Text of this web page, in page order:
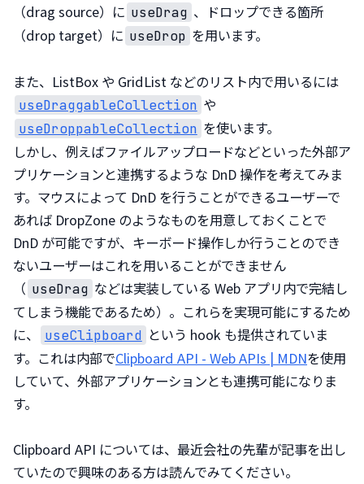
（drag source）に useDrag 、ドロップできる箇所
（drop target）に useDrop を用います。
また、ListBox や GridList などのリスト内で用いるには
useDraggableCollection や
useDroppableCollection を使います。
しかし、例えばファイルアップロードなどといった外部ア
プリケーションと連携するような DnD 操作を考えてみま
す。マウスによって DnD を行うことができるユーザーで
あれば DropZone のようなものを用意しておくことで
DnD が可能ですが、キーボード操作しか行うことのでき
ないユーザーはこれを用いることができません
（ useDrag などは実装している Web アプリ内で完結し
てしまう機能であるため）。これらを実現可能にするため
に、
useClipboard という hook も提供されていま
す。これは内部でClipboard API - Web APIs | MDNを使用
していて、外部アプリケーションとも連携可能になりま
す。
Clipboard API については、最近会社の先輩が記事を出し